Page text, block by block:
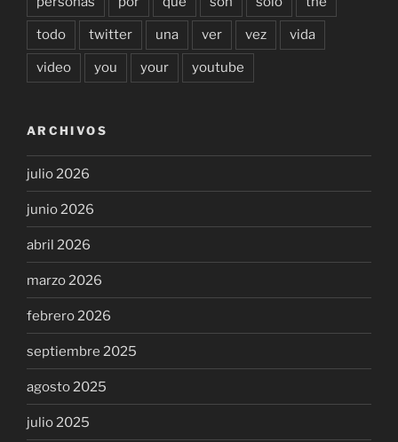
todo twitter una ver vez vida
video you your youtube
ARCHIVOS
julio 2026
junio 2026
abril 2026
marzo 2026
febrero 2026
septiembre 2025
agosto 2025
julio 2025